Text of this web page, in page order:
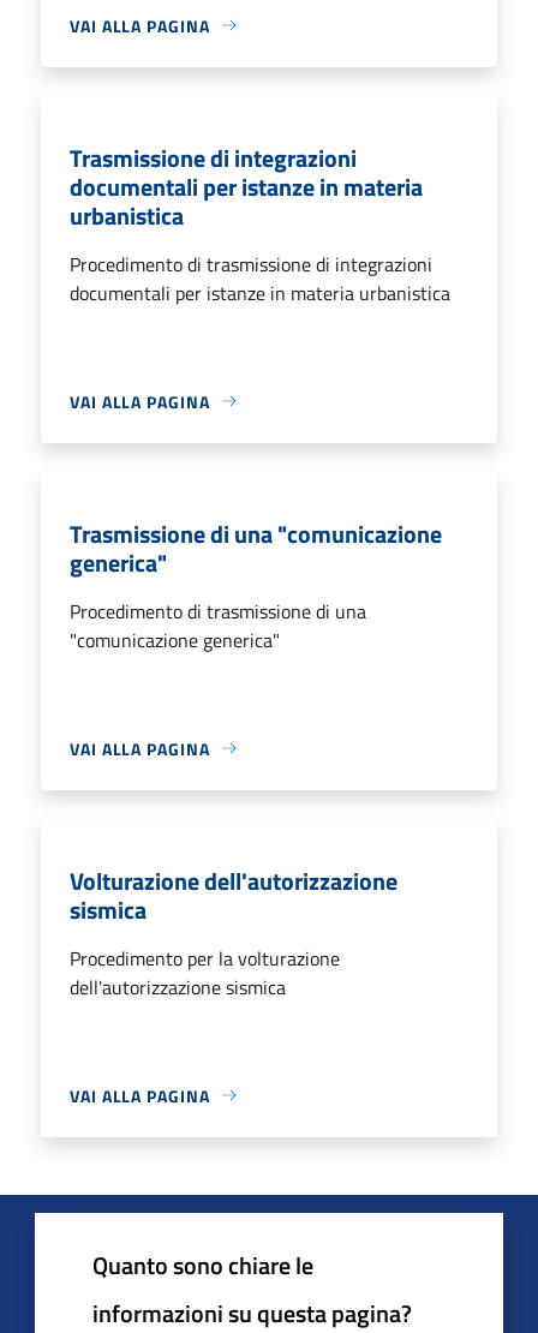
VAI ALLA PAGINA
Trasmissione di integrazioni
documentali per istanze in materia
urbanistica
Procedimento di trasmissione di integrazioni
documentali per istanze in materia urbanistica
VAI ALLA PAGINA
Trasmissione di una "comunicazione
generica"
Procedimento di trasmissione di una
"comunicazione generica"
VAI ALLA PAGINA
Volturazione dell'autorizzazione
sismica
Procedimento per la volturazione
dell'autorizzazione sismica
VAI ALLA PAGINA
Quanto sono chiare le
informazioni su questa pagina?